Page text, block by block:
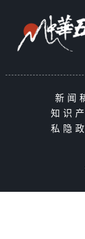
新闻
知识
私隐